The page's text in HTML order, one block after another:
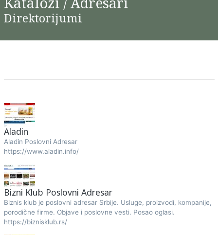
Direktorijumi
Aladin
Aladin Poslovni Adresar
https://www.aladin.info/
Bizni Klub Poslovni Adresar
Biznis klub je poslovni adresar Srbije. Usluge, proizvodi, kompanije,
porodične firme. Objave i poslovne vesti. Posao oglasi.
https://biznisklub.rs/